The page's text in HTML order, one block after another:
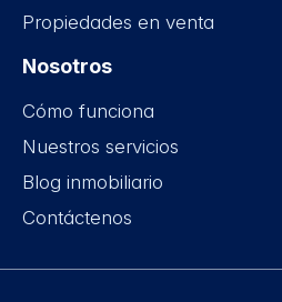
Propiedades en venta
Nosotros
Cómo funciona
Nuestros servicios
Blog inmobiliario
Contáctenos